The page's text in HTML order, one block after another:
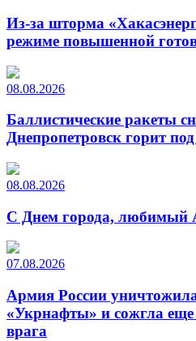
Из-за шторма
режиме повышенной
08.08.2026
Баллистические ракеты
Днепропетровск горит
08.08.2026
С Днем города, любимый
07.08.2026
Армия России
«Укрнафты» и сожгла
врага